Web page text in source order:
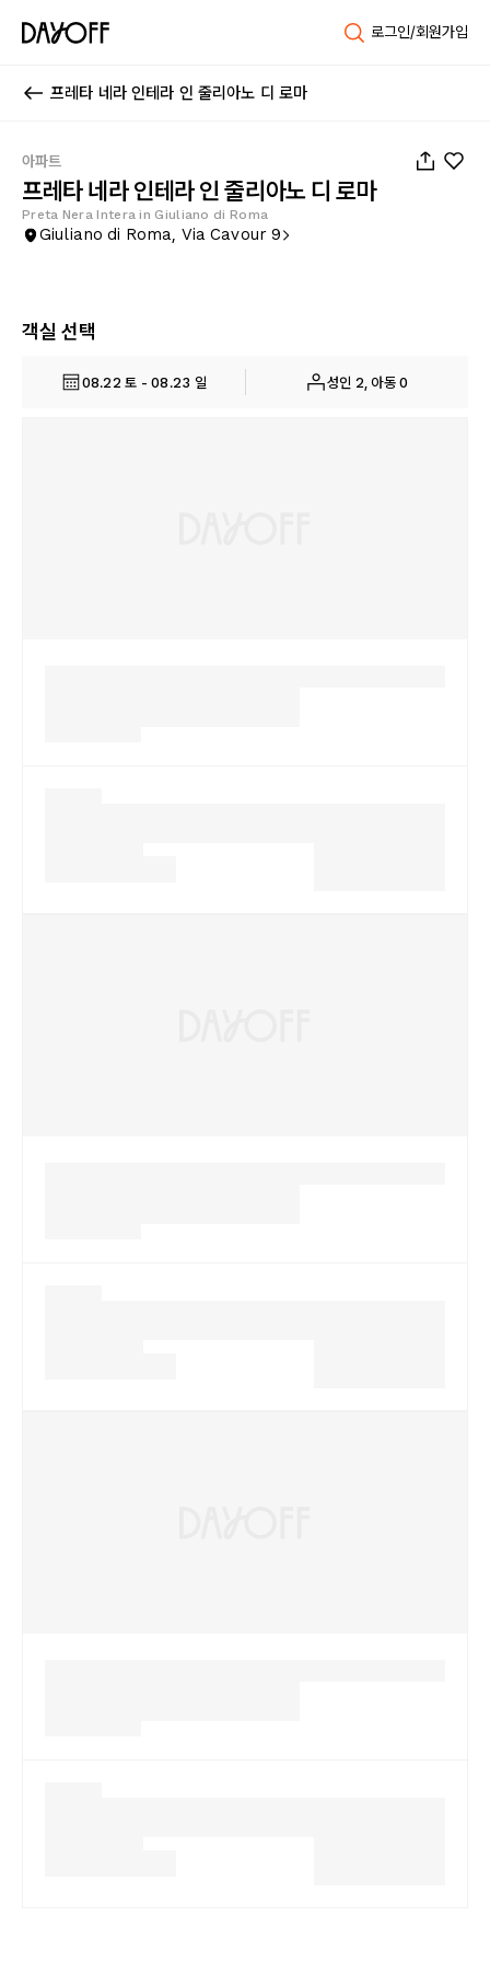
로그인/회원가입
프레타 네라 인테라 인 줄리아노 디 로마
아파트
프레타 네라 인테라 인 줄리아노 디 로마
Preta Nera Intera in Giuliano di Roma
Giuliano di Roma, Via Cavour 9
객실 선택
08.22 토 - 08.23 일 성인 2, 아동 0